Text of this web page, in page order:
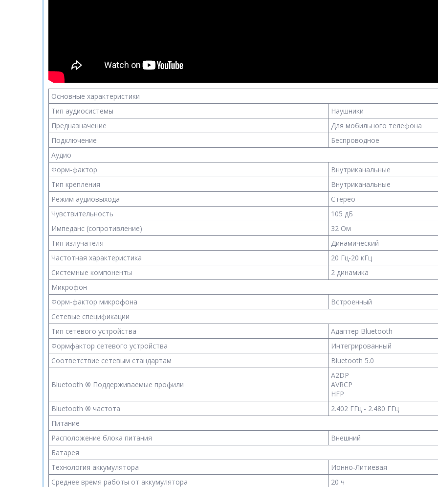
Основные характеристики
Тип аудиосистемы
Наушники
Предназначение
Для мобильного телефона
Подключение
Беспроводное
Аудио
Форм-фактор
Внутриканальные
Тип крепления
Внутриканальные
Режим аудиовыхода
Стерео
Чувствительность
105 дБ
Импеданс (сопротивление)
32 Ом
Тип излучателя
Динамический
Частотная характеристика
20 Гц-20 кГц
Системные компоненты
2 динамика
Микрофон
Форм-фактор микрофона
Встроенный
Cетевые спецификации
Тип сетевого устройства
Адаптер Bluetooth
Формфактор сетевого устройства
Интегрированный
Соответствие сетевым стандартам
Bluetooth 5.0
Bluetooth ® Поддерживаемые профили
A2DP
AVRCP
HFP
Bluetooth ® частота
2.402 ГГц - 2.480 ГГц
Питание
Расположение блока питания
Внешний
Батарея
Технология аккумулятора
Ионно-Литиевая
Среднее время работы от аккумулятора
20 ч